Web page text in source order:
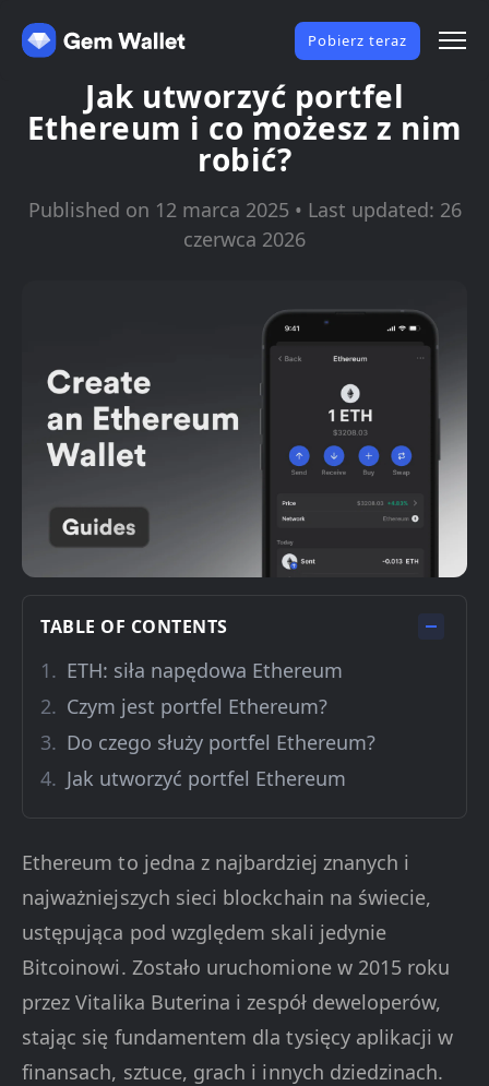
Pobierz teraz
Jak utworzyć portfel
Ethereum i co możesz z nim
robić?
Published on 12 marca 2025 • Last updated: 26
czerwca 2026
TABLE OF CONTENTS
ETH: siła napędowa Ethereum
Czym jest portfel Ethereum?
Do czego służy portfel Ethereum?
Jak utworzyć portfel Ethereum
Ethereum to jedna z najbardziej znanych i
najważniejszych sieci blockchain na świecie,
ustępująca pod względem skali jedynie
Bitcoinowi. Zostało uruchomione w 2015 roku
przez Vitalika Buterina i zespół deweloperów,
stając się fundamentem dla tysięcy aplikacji w
finansach, sztuce, grach i innych dziedzinach.